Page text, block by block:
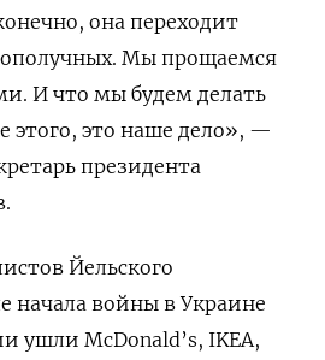
она переходит
Мы прощаемся
И что мы будем делать
этого, это наше дело», —
президента
Йельского
начала войны в Украине
ушли McDonald’s, IKEA,